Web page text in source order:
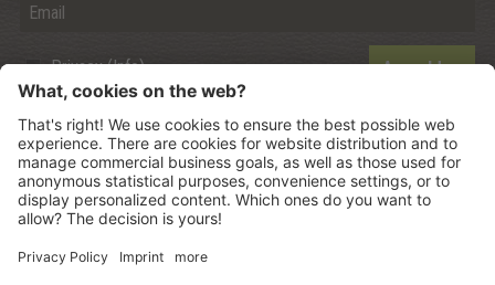
Anmelden
Privacy (Info)
©2026Mountain Panoramic Wellness Hotel Dolasilla.CIN:
IT021006A13ZWMYJZ7
.
Sitemap . Impressum . Datenschutzerklärung
. produced by